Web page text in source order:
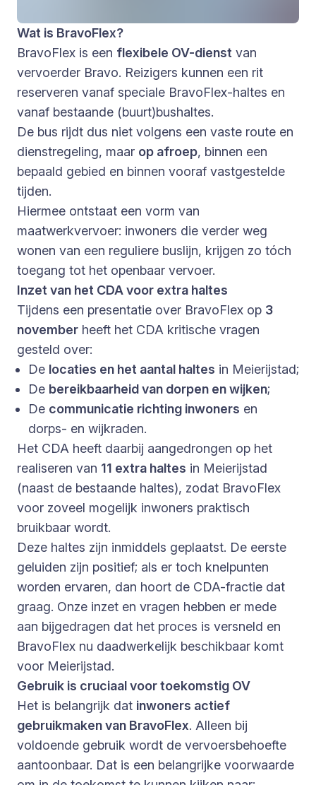
Wat is BravoFlex?
BravoFlex is een flexibele OV-dienst van
vervoerder Bravo. Reizigers kunnen een rit
reserveren vanaf speciale BravoFlex-haltes en
vanaf bestaande (buurt)bushaltes.
De bus rijdt dus niet volgens een vaste route en
dienstregeling, maar op afroep, binnen een
bepaald gebied en binnen vooraf vastgestelde
tijden.
Hiermee ontstaat een vorm van
maatwerkvervoer: inwoners die verder weg
wonen van een reguliere buslijn, krijgen zo tóch
toegang tot het openbaar vervoer.
Inzet van het CDA voor extra haltes
Tijdens een presentatie over BravoFlex op 3
november heeft het CDA kritische vragen
gesteld over:
De locaties en het aantal haltes in Meierijstad;
De bereikbaarheid van dorpen en wijken;
De communicatie richting inwoners en
dorps- en wijkraden.
Het CDA heeft daarbij aangedrongen op het
realiseren van 11 extra haltes in Meierijstad
(naast de bestaande haltes), zodat BravoFlex
voor zoveel mogelijk inwoners praktisch
bruikbaar wordt.
Deze haltes zijn inmiddels geplaatst. De eerste
geluiden zijn positief; als er toch knelpunten
worden ervaren, dan hoort de CDA-fractie dat
graag. Onze inzet en vragen hebben er mede
aan bijgedragen dat het proces is versneld en
BravoFlex nu daadwerkelijk beschikbaar komt
voor Meierijstad.
Gebruik is cruciaal voor toekomstig OV
Het is belangrijk dat inwoners actief
gebruikmaken van BravoFlex. Alleen bij
voldoende gebruik wordt de vervoersbehoefte
aantoonbaar. Dat is een belangrijke voorwaarde